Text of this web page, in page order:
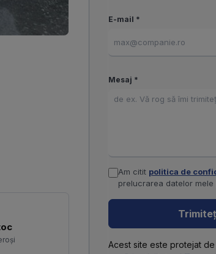
E-mail *
Mesaj *
Am citit politica de
prelucrarea datelor
Acest site este protejat